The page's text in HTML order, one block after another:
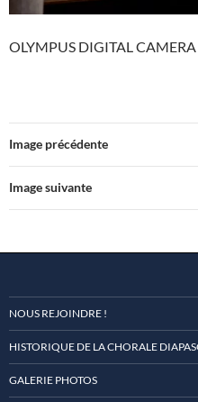
OLYMPUS DIGITAL CAMERA
Image précédente
Image suivante
NOUS REJOINDRE !
HISTORIQUE DE LA CHORALE
GALERIE PHOTOS